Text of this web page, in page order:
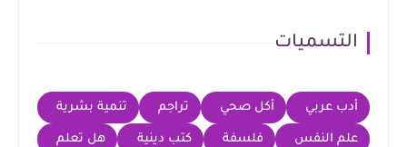
التسميات
أدب عربي أكل صحي تراجم تنمية بشرية
علم النفس فلسفة كتب دينية هل تعلم